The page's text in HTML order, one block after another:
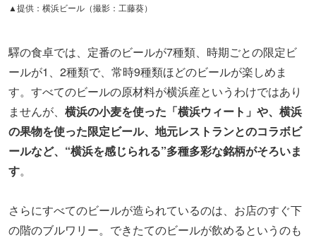
▲提供：横浜ビール（撮影：工藤葵）
驛の食卓では、定番のビールが7種類、時期ごとの限定ビ
ールが1、2種類で、常時9種類ほどのビールが楽しめま
す。 すべてのビールの原材料が横浜産というわけではあり
ませんが、 横浜の小麦を使った「横浜ウィート」や、横浜
の果物を使った限定ビール、地元レストランとのコラボビ
ールなど、“横浜を感じられる”多種多彩な銘柄がそろいま
す。
さらにすべてのビールが造られているのは、お店のすぐ下
の階のブルワリー。できたてのビールが飲めるというのも